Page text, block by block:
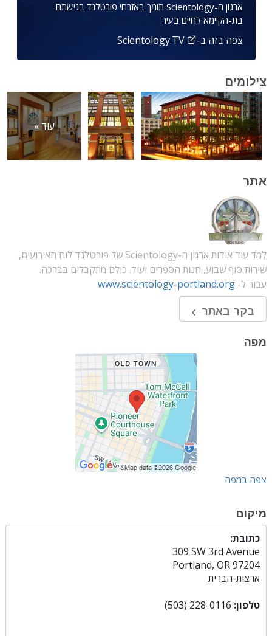
ארגון ה-Scientology תומך באזרחי פורטלנד בגישתם
בת-הקיימא לחיים בעיר.
צפה בזה ב-Scientology.TV
צילומים
עוד »
אתר
למד עוד אודות ארגון ה-Scientology של פורטלנד לוח האירועים,
שירות סוף שבוע, חנות הספרים ועוד. כולם מתקבלים בברכה.
עבור ל- www.scientology-portland.org
בקר באתר
מפה
צפה במפה
מיקום
כתובת:
309 SW 3rd Avenue
Portland, OR 97204
ארצות-הברית
טלפון: (503) 228-0116